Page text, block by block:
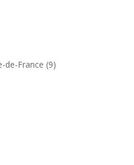
de-France (9)